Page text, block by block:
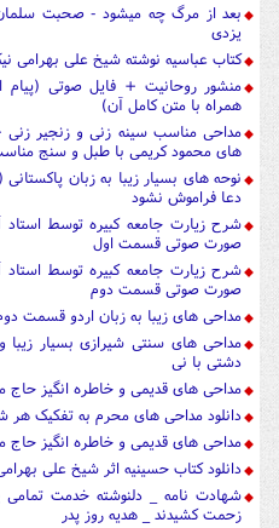
بعد از مرگ چه میشود - صحبت
یزدی
کتاب عباسیه نوشته شیخ علی بهرامی
منشور روحانیت + فایل صوتی (پیام
همراه با متن کامل آن)
مداحی مناسب سینه زنی و زنجیر
های محمود کریمی با طبل و سنج
نوحه های بسیار زیبا به زبان
دعا فراموش نشود
صورت صوتی قسمت اول
صورت صوتی قسمت دوم
مداحی های زیبا به زبان اردو قسمت
مداحی های سنتی شیرازی بسیار
دشتی با نی
مداحی های قدیمی و خاطره انگیز
دانلود مداحی های محرم به تفکیک
مداحی های قدیمی و خاطره انگیز حاج
دانلود کتاب حسینیه اثر شیخ علی
شهادت نامه _ دلنوشته خدمت
زحمت کشیدند _ هدیه روز پدر